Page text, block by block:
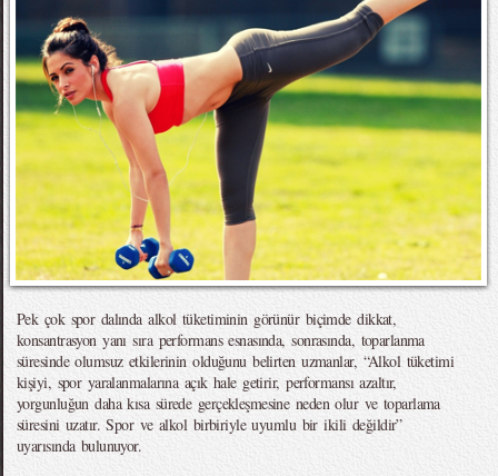
Pek çok spor dalında alkol tüketiminin görünür biçimde dikkat,
konsantrasyon yanı sıra performans esnasında, sonrasında, toparlanma
süresinde olumsuz etkilerinin olduğunu belirten uzmanlar, “Alkol tüketimi
kişiyi, spor yaralanmalarına açık hale getirir, performansı azaltır,
yorgunluğun daha kısa sürede gerçekleşmesine neden olur ve toparlama
süresini uzatır. Spor ve alkol birbiriyle uyumlu bir ikili değildir”
uyarısında bulunuyor.